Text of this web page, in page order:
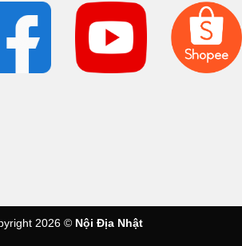
2026 © Nội Địa Nhật